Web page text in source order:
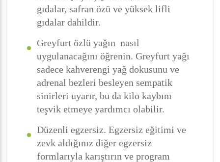
gıdalar, safran özü ve yüksek lifli
gıdalar dahildir.
Greyfurt özlü yağın nasıl
uygulanacağını öğrenin. Greyfurt yağı
sadece kahverengi yağ dokusunu ve
adrenal bezleri besleyen sempatik
sinirleri uyarır, bu da kilo kaybını
teşvik etmeye yardımcı olabilir.
Düzenli egzersiz. Egzersiz eğitimi ve
zevk aldığınız diğer egzersiz
formlarıyla karıştırın ve program